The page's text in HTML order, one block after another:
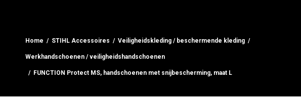
Home / STIHL Accessoires / Veiligheidskleding / beschermende kleding /
Werkhandschoenen / veiligheidshandschoenen
/ FUNCTION Protect MS, handschoenen met snijbescherming, maat L